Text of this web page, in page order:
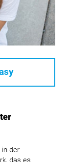
in der
das es